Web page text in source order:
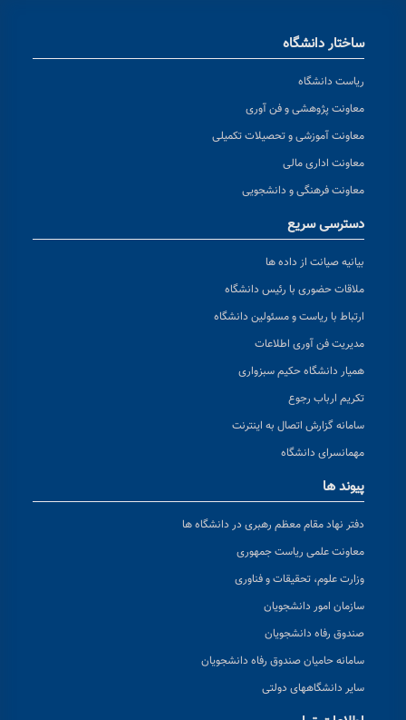
ساختار دانشگاه
ریاست دانشگاه
معاونت پژوهشی و فن آوری
معاونت آموزشی و تحصیلات تکمیلی
معاونت اداری مالی
معاونت فرهنگی و دانشجویی
دسترسی سریع
بیانیه صیانت از داده ها
ملاقات حضوری با رئیس دانشگاه
ارتباط با ریاست و مسئولین دانشگاه
مدیریت فن آوری اطلاعات
همیار دانشگاه حکیم سبزواری
تکریم ارباب رجوع
سامانه گزارش اتصال به اینترنت
مهمانسرای دانشگاه
پیوند ها
دفتر نهاد مقام معظم رهبری در دانشگاه ها
معاونت علمی ریاست جمهوری
وزارت علوم، تحقیقات و فناوری
سازمان امور دانشجویان
صندوق رفاه دانشجویان
سامانه حامیان صندوق رفاه دانشجویان
سایر دانشگاههای دولتی